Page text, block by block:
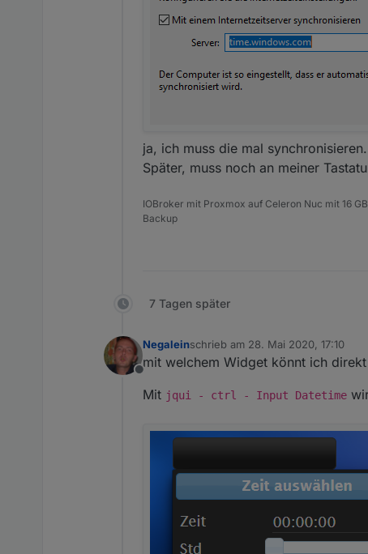
ja, ich muss die mal synchronisieren.
Später, muss noch an meiner
IOBroker mit Proxmox auf Celeron Nuc mit 16
Backup
7 Tagen später
Offline
Negaleinschrieb am 28. Mai 2020, 17:10
zuletzt editiert von
mit welchem Widget könnt ich
Mit jqui - ctrl - Input Datetime